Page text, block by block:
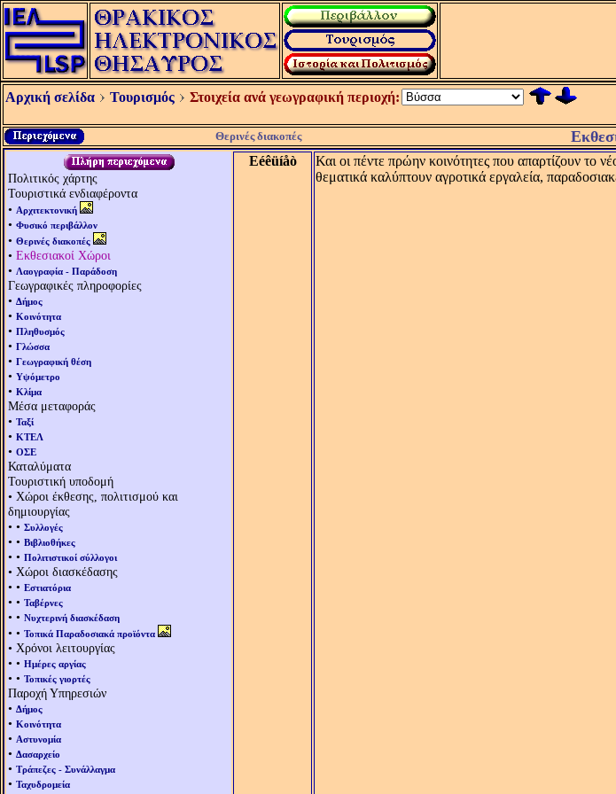
Αρχική σελίδα Τουρισμός Στοιχεία ανά γεωγραφική περιοχή:
Θερινές διακοπές
Πολιτικός χάρτης
Τουριστικά ενδιαφέροντα
• Αρχιτεκτονική
• Φυσικό περιβάλλον
• Θερινές διακοπές
• Εκθεσιακοί Χώροι
• Λαογραφία - Παράδοση
Γεωγραφικές πληροφορίες
• Δήμος
• Κοινότητα
• Πληθυσμός
• Γλώσσα
• Γεωγραφική θέση
• Υψόμετρο
• Κλίμα
Μέσα μεταφοράς
• Ταξί
• ΚΤΕΛ
• ΟΣΕ
Καταλύματα
Τουριστική υποδομή
• Χώροι έκθεσης, πολιτισμού και
δημιουργίας
• • Συλλογές
• • Βιβλιοθήκες
• • Πολιτιστικοί σύλλογοι
• Χώροι διασκέδασης
• • Εστιατόρια
• • Ταβέρνες
• • Νυχτερινή διασκέδαση
• • Τοπικά Παραδοσιακά προϊόντα
• Χρόνοι λειτουργίας
• • Ημέρες αργίας
• • Τοπικές γιορτές
Παροχή Υπηρεσιών
• Δήμος
• Κοινότητα
• Αστυνομία
• Δασαρχείο
• Τράπεζες - Συνάλλαγμα
• Ταχυδρομεία
Eéêüíåò
Και οι πέντε πρώην κοινότητες που απαρτίζουν το
θεματικά καλύπτουν αγροτικά εργαλεία,